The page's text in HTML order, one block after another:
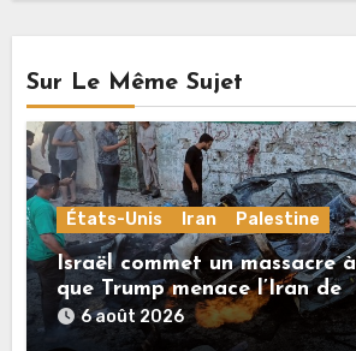
Sur Le Même Sujet
États-Unis Iran Palestine
Israël commet un massacre
que Trump menace l’Iran de
«décapitation»
6 août 2026